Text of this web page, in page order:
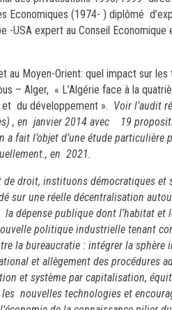
(1974- ) diplômé
-USA expert au Conseil Economique
Moyen-Orient: quel impact sur les
– Alger, « L’Algérie face à la
du développement ». Voir l’audit
, en janvier 2014 avec 19
fait l’objet d’une étude particulière
en 2021.
de droit, instituons démocratiques et
sur une réelle décentralisation
dépense publique dont l’habitat et
politique industrielle tenant
la bureaucratie : intégrer la sphère
et allègement des procédures
et système par capitalisation,
nouvelles technologies et